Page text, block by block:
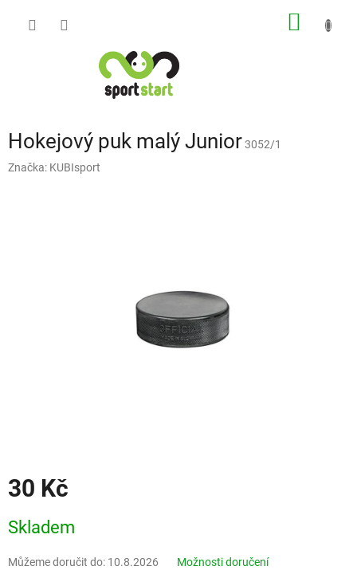
Hokejový puk malý Junior3052/1
Značka: KUBIsport
30 Kč
cena:
Skladem
Můžeme doručit do: 10.8.2026 Možnosti doručení